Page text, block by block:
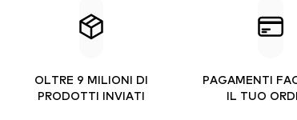
OLTRE 9 MILIONI DI
PRODOTTI INVIATI
PAGAMENTI
IL TUO